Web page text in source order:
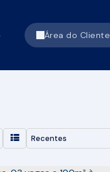
Área do Cliente